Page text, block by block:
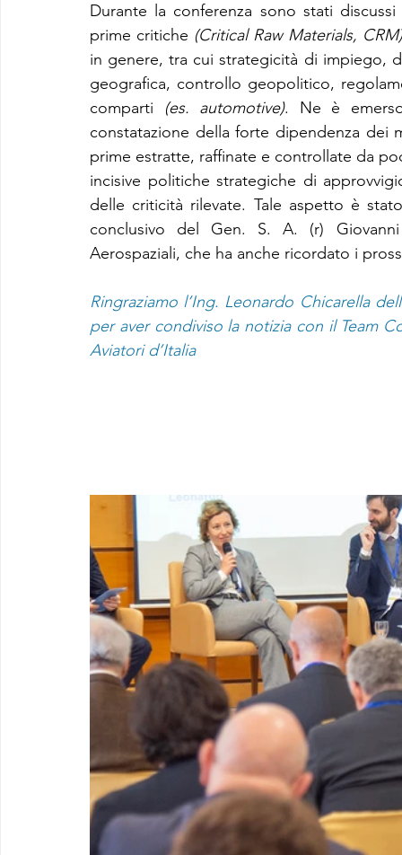
Durante la conferenza sono stati
prime critiche (Critical Raw Materials, CRM)
in genere, tra cui strategicità di impiego,
geografica, controllo geopolitico,
comparti
(es. automotive). Ne è
constatazione della forte dipendenza dei
prime estratte, raffinate e controllate da
incisive politiche strategiche di
delle criticità rilevate. Tale aspetto è
conclusivo del Gen. S. A. (r)
Aerospaziali, che ha anche ricordato i
Ringraziamo l’Ing. Leonardo Chicarella
per aver condiviso la notizia con il Team
Aviatori d’Italia